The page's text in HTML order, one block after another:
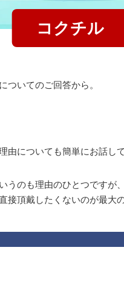
コクチル
ついてのご回答から。
についても簡単にお話して
うのも理由のひとつです
頂戴したくないのが最大